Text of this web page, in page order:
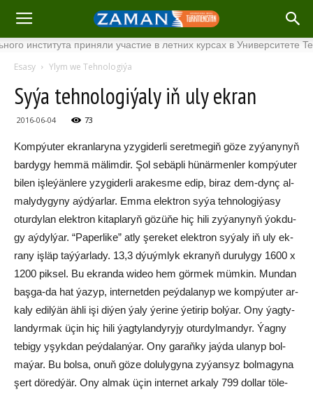
приняли участие в летних курсах в Университете
Esasy Ylym we Tehnologiýa
Sy­ýa teh­no­lo­gi­ýa­ly iň uly ek­ran
2016-06-04 73
Komp­ýu­ter ek­ran­la­ry­na yzy­gi­der­li se­ret­me­giň göze zy­ýa­ny­nyň
bar­dy­gy hem­mä mä­lim­dir. Şol se­bäp­li hü­när­men­ler komp­ýu­ter
bi­len iş­le­ýän­le­re yzy­gi­der­li ara­kes­me edip, bi­raz dem-dynç al­
ma­ly­dy­gy­ny aýd­ýar­lar. Em­ma elekt­ron sy­ýa teh­no­lo­gi­ýa­sy
otur­dy­lan elekt­ron ki­tap­la­ryň gö­zü­ňe hiç hi­li zy­ýa­ny­nyň ýok­du­
gy aý­dyl­ýar. “Pa­per­li­ke” at­ly şe­re­ket elekt­ron sy­ýa­ly iň uly ek­
ra­ny iş­läp taý­ýar­la­dy. 13,3 dýuým­lyk ek­ra­nyň du­ru­ly­gy 1600 x
1200 pik­sel. Bu ek­ran­da wi­deo hem gör­mek müm­kin. Mun­dan
baş­ga-da hat ýa­zyp, in­ter­net­den peý­da­la­nyp we komp­ýu­ter ar­
ka­ly edil­ýän äh­li işi di­ýen ýa­ly ýe­ri­ne ýe­ti­rip bol­ýar. Ony ýag­ty­
lan­dyr­mak üçin hiç hi­li ýag­ty­lan­dy­ry­jy otur­dyl­man­dyr. Ýag­ny
te­bi­gy yşyk­dan peý­da­lan­ýar. Ony ga­raň­ky jaý­da ula­nyp bol­
ma­ýar. Bu bol­sa, onuň gö­ze do­lu­ly­gy­na zy­ýan­syz bol­ma­gy­na
şert dö­red­ýär. Ony al­mak üçin in­ter­net ar­ka­ly 799 dol­lar tö­le­